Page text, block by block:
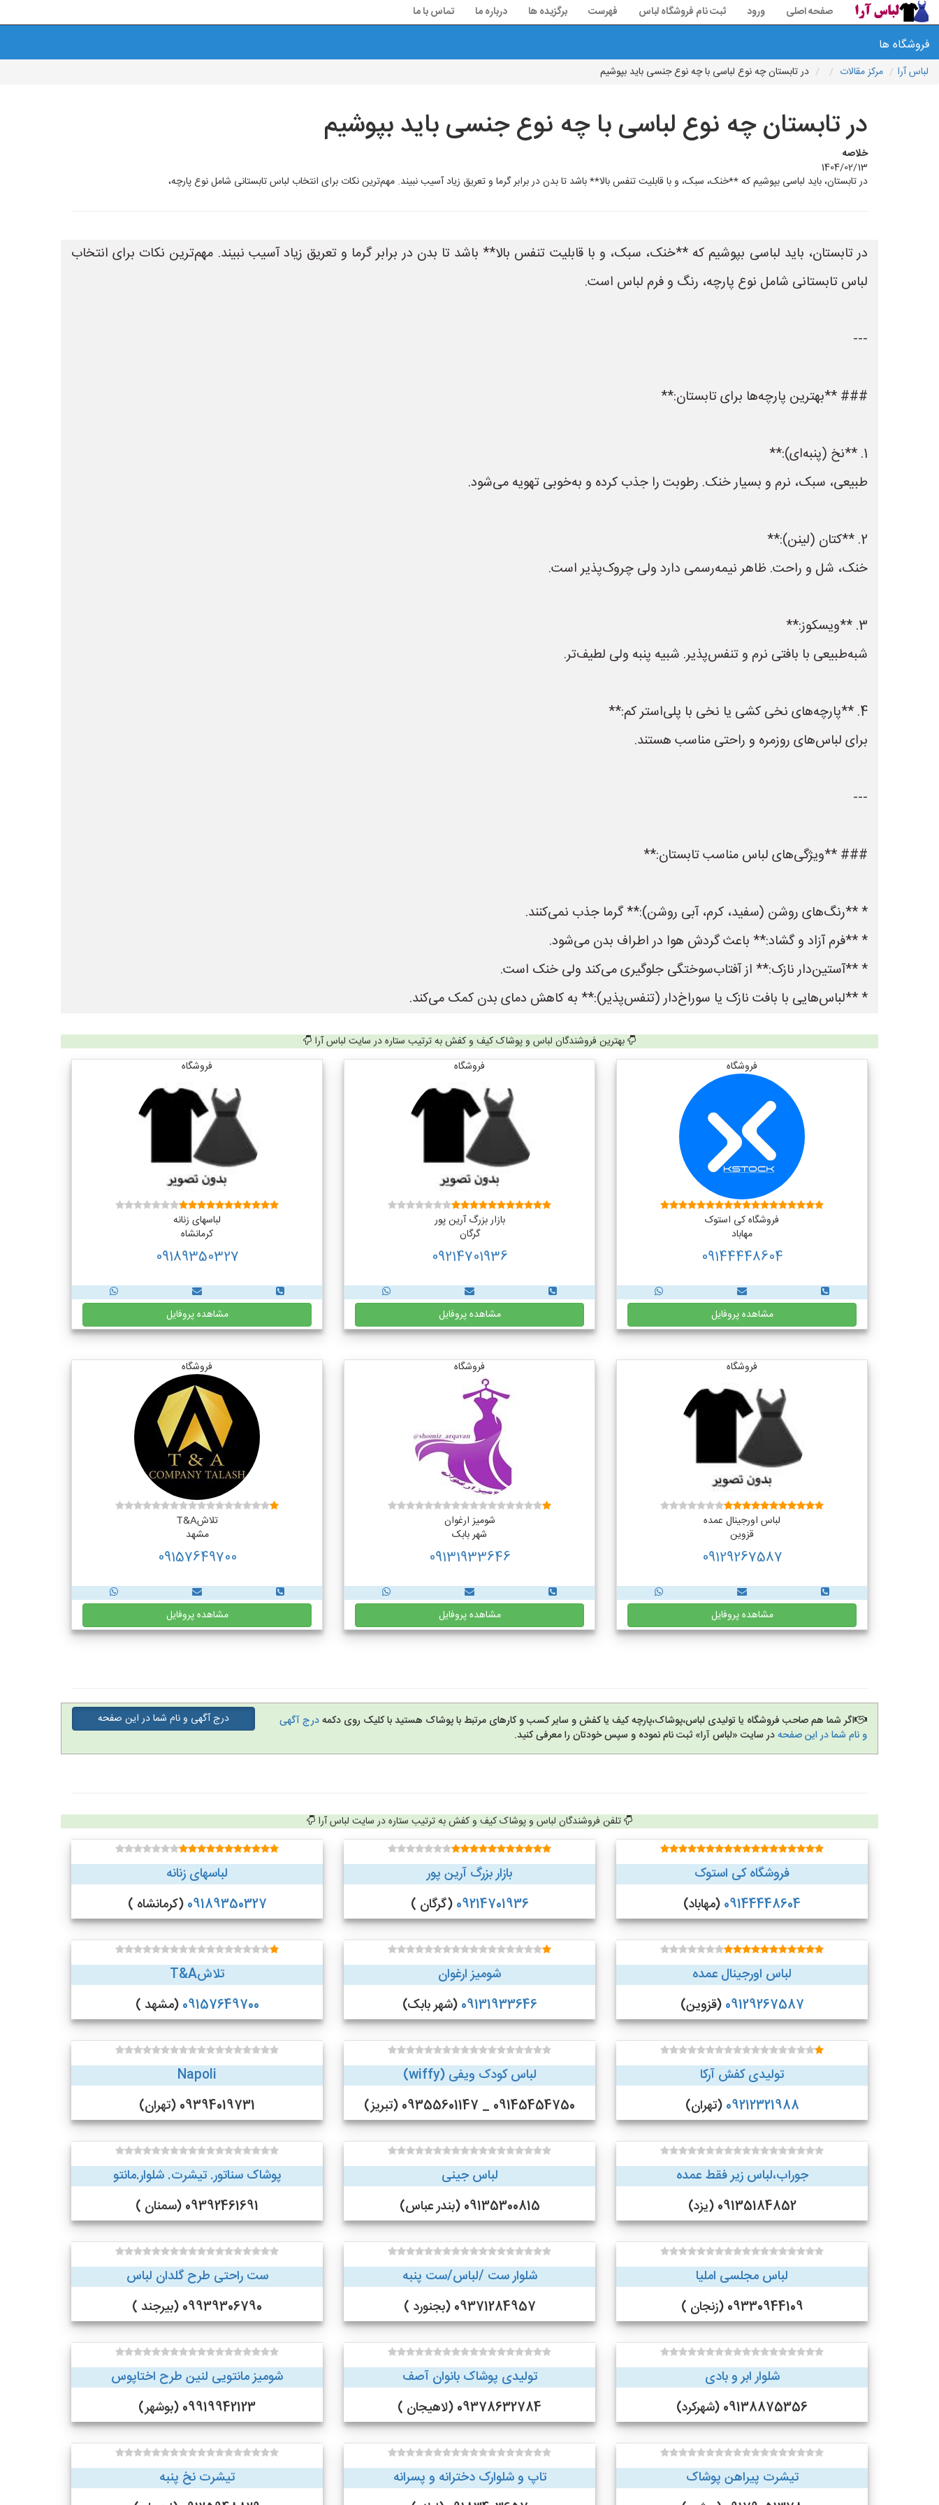
صفحه اصلی ورود ثبت نام فروشگاه لباس فهرست برگزیده ها درباره ما تماس با ما
فروشگاه ها
لباس آرا مرکز مقالات در تابستان چه نوع لباسی با چه نوع جنسی باید بپوشیم
در تابستان چه نوع لباسی با چه نوع جنسی باید بپوشیم
خلاصه
1404/02/13
در تابستان، باید لباسی بپوشیم که **خنک، سبک، و با قابلیت تنفس بالا** باشد تا بدن در برابر گرما و تعریق زیاد آسیب نبیند. مهم‌ترین نکات برای انتخاب لباس تابستانی شامل نوع پارچه،
در تابستان، باید لباسی بپوشیم که **خنک، سبک، و با قابلیت تنفس بالا** باشد تا بدن در برابر گرما و تعریق زیاد آسیب نبیند. مهم‌ترین نکات برای انتخاب
لباس تابستانی شامل نوع پارچه، رنگ و فرم لباس است.
---
### **بهترین پارچه‌ها برای تابستان:**
1. **نخ (پنبه‌ای):**
طبیعی، سبک، نرم و بسیار خنک. رطوبت را جذب کرده و به‌خوبی تهویه می‌شود.
2. **کتان (لینن):**
خنک، شل و راحت. ظاهر نیمه‌رسمی دارد ولی چروک‌پذیر است.
3. **ویسکوز:**
شبه‌طبیعی با بافتی نرم و تنفس‌پذیر. شبیه پنبه ولی لطیف‌تر.
4. **پارچه‌های نخی کشی یا نخی با پلی‌استر کم:**
برای لباس‌های روزمره و راحتی مناسب هستند.
---
### **ویژگی‌های لباس مناسب تابستان:**
* **رنگ‌های روشن (سفید، کرم، آبی روشن):** گرما جذب نمی‌کنند.
* **فرم آزاد و گشاد:** باعث گردش هوا در اطراف بدن می‌شود.
* **آستین‌دار نازک:** از آفتاب‌سوختگی جلوگیری می‌کند ولی خنک است.
* **لباس‌هایی با بافت نازک یا سوراخ‌دار (تنفس‌پذیر):** به کاهش دمای بدن کمک می‌کند.
بهترین فروشندگان لباس و پوشاک کیف و کفش به ترتیب ستاره در سایت لباس آرا
فروشگاه
فروشگاه کی استوک
مهاباد
09144448604
مشاهده پروفایل
فروشگاه
بازار بزرگ آرین پور
گرگان
09214701936
مشاهده پروفایل
فروشگاه
لباسهای زنانه
کرمانشاه
09189350327
مشاهده پروفایل
فروشگاه
لباس اورجینال عمده
قزوین
09129267587
مشاهده پروفایل
فروشگاه
شومیز ارغوان
شهر بابک
09131933646
مشاهده پروفایل
فروشگاه
تلاشT&A
مشهد
09157649700
مشاهده پروفایل
اگر شما هم صاحب فروشگاه یا تولیدی لباس،پوشاک،پارچه کیف یا کفش و سایر کسب و کارهای مرتبط با پوشاک هستید با کلیک روی دکمهدرج آگهی
و نام شما در این صفحهدر سایت «لباس آرا» ثبت نام نموده و سپس خودتان را معرفی کنید.
درج آگهی و نام شما در این صفحه
تلفن فروشندگان لباس و پوشاک کیف و کفش به ترتیب ستاره در سایت لباس آرا
فروشگاه کی استوک
09144448604 (مهاباد)
بازار بزرگ آرین پور
09214701936 (گرگان )
لباسهای زنانه
09189350327 (کرمانشاه )
لباس اورجینال عمده
09129267587 (قزوین)
شومیز ارغوان
09131933646 (شهر بابک)
تلاشT&A
09157649700 (مشهد )
تولیدی کفش آرکا
09212321988 (تهران)
لباس کودک ویفی (wiffy)
09145454750 _ 09355601147 (تبریز)
Napoli
09394019731 (تهران)
جوراب،لباس زیر فقط عمده
09135184852 (یزد)
لباس جینی
09135300815 (بندر عباس)
پوشاک سناتور. تیشرت. شلوار.مانتو
09392461691 (سمنان )
لباس مجلسی املیا
09330944109 (زنجان )
شلوار ست /لباس/ست پنبه
09371284957 (بجنورد )
ست راحتی طرح گلدان لباس
09939306790 (بیرجند )
شلوار ابر و بادی
09138875356 (شهرکرد)
تولیدی پوشاک بانوان آصف
09378632784 (لاهیجان )
شومیز مانتویی لنین طرح اختاپوس
09919942123 (بوشهر)
تیشرت پیراهن پوشاک
تاپ و شلوارک دخترانه و پسرانه
تیشرت نخ پنبه